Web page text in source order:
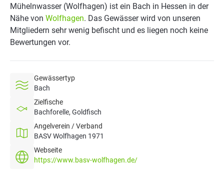
Mühelnwasser (Wolfhagen) ist ein Bach in Hessen in der
Nähe von Wolfhagen. Das Gewässer wird von unseren
Mitgliedern sehr wenig befischt und es liegen noch keine
Bewertungen vor.
Gewässertyp
Bach
Zielfische
Bachforelle, Goldfisch
Angelverein / Verband
BASV Wolfhagen 1971
Webseite
https://www.basv-wolfhagen.de/